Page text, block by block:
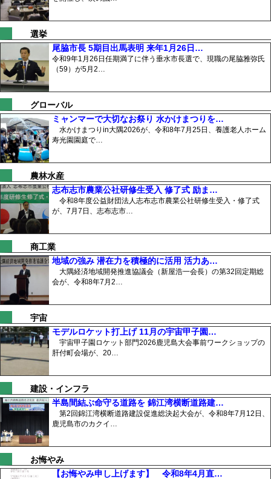
選挙
尾脇市長 5期目出馬表明 来年1月26日…
令和9年1月26日任期満了に伴う垂水市長選で、現職の尾脇雅弥氏
（59）が5月2…
グローバル
ミャンマーで大切なお祭り 水かけまつりを…
水かけまつりin大隅2026が、令和8年7月25日、養護老人ホーム
寿光園園庭で…
農林水産
志布志市農業公社研修生受入 修了式 励ま…
令和8年度公益財団法人志布志市農業公社研修生受入・修了式
が、7月7日、志布志市…
商工業
地域の強み 潜在力を積極的に活用 活力あ…
大隅経済地域開発推進協議会（新屋浩一会長）の第32回定期総
会が、令和8年7月2…
宇宙
モデルロケット打上げ 11月の宇宙甲子園…
宇宙甲子園ロケット部門2026鹿児島大会事前ワークショップの
肝付町会場が、20…
建設・インフラ
半島間結ぶ命守る道路を 錦江湾横断道路建…
第2回錦江湾横断道路建設促進総決起大会が、令和8年7月12日、
鹿児島市のカクイ…
お悔やみ
【お悔やみ申し上げます】 令和8年4月直…